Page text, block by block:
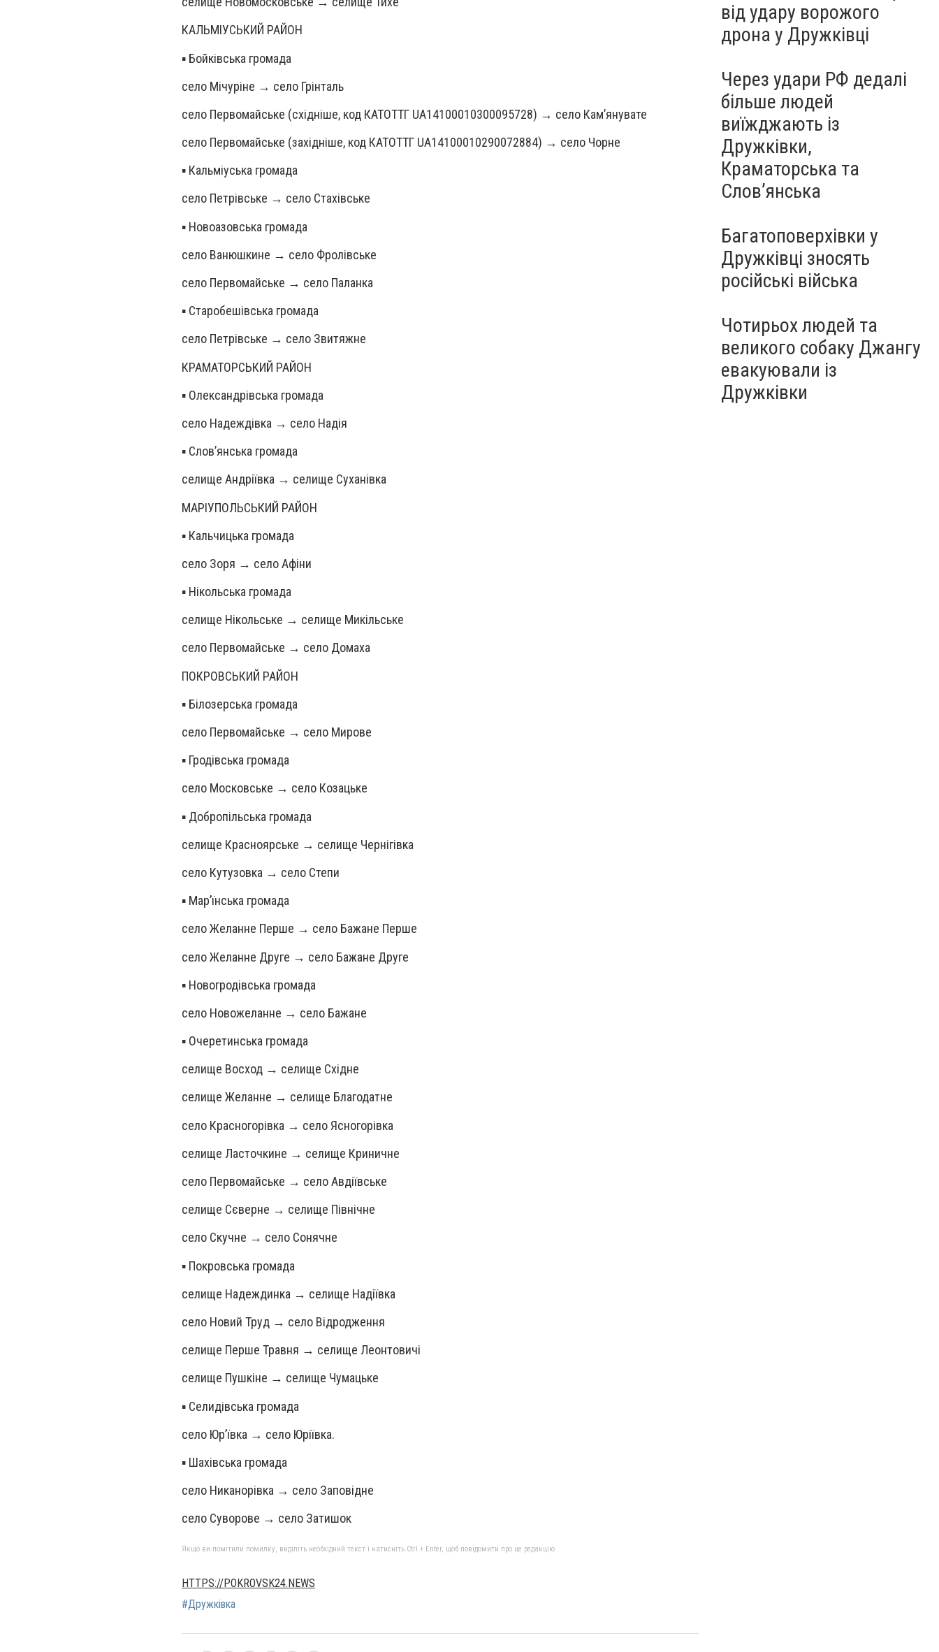
КАЛЬМІУСЬКИЙ РАЙОН
▪️ Бойківська громада
село Мічуріне → село Грінталь
село Первомайське (східніше, код КАТОТТГ UA14100010300095728) → село Кам’янувате
село Первомайське (західніше, код КАТОТТГ UA14100010290072884) → село Чорне
▪️ Кальміуська громада
село Петрівське → село Стахівське
▪️ Новоазовська громада
село Ванюшкине → село Фролівське
село Первомайське → село Паланка
▪️ Старобешівська громада
село Петрівське → село Звитяжне
КРАМАТОРСЬКИЙ РАЙОН
▪️ Олександрівська громада
село Надеждівка → село Надія
▪️ Слов’янська громада
селище Андріївка → селище Суханівка
МАРІУПОЛЬСЬКИЙ РАЙОН
▪️ Кальчицька громада
село Зоря → село Афіни
▪️ Нікольська громада
селище Нікольське → селище Микільське
село Первомайське → село Домаха
ПОКРОВСЬКИЙ РАЙОН
▪️ Білозерська громада
село Первомайське → село Мирове
▪️ Гродівська громада
село Московське → село Козацьке
▪️ Добропільська громада
селище Красноярське → селище Чернігівка
село Кутузовка → село Степи
▪️ Мар’їнська громада
село Желанне Перше → село Бажане Перше
село Желанне Друге → село Бажане Друге
▪️ Новогродівська громада
село Новожеланне → село Бажане
▪️ Очеретинська громада
селище Восход → селище Східне
селище Желанне → селище Благодатне
село Красногорівка → село Ясногорівка
селище Ласточкине → селище Криничне
село Первомайське → село Авдіївське
селище Сєверне → селище Північне
село Скучне → село Сонячне
▪️ Покровська громада
селище Надеждинка → селище Надіївка
село Новий Труд → село Відродження
селище Перше Травня → селище Леонтовичі
селище Пушкіне → селище Чумацьке
▪️ Селидівська громада
село Юр’ївка → село Юріївка.
▪️ Шахівська громада
село Никанорівка → село Заповідне
село Суворове → село Затишок
Якщо ви помітили помилку, виділіть необхідний текст і натисніть Ctrl + Enter, щоб повідомити про це редакцію
HTTPS://POKROVSK24.NEWS
#Дружківка
від удару ворожого
дрона у Дружківці
Через удари РФ дедалі
більше людей
виїжджають із
Дружківки,
Краматорська та
Слов’янська
Багатоповерхівки у
Дружківці зносять
російські війська
Чотирьох людей та
великого собаку Джангу
евакуювали із
Дружківки